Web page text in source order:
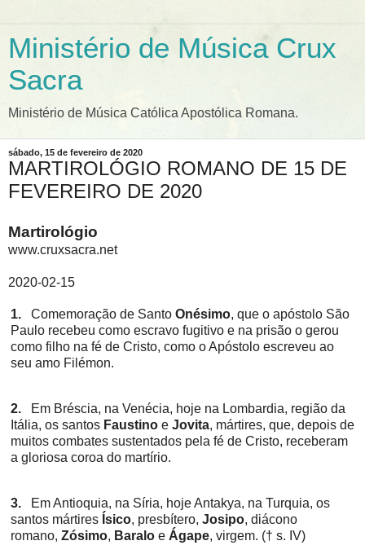
Ministério de Música Crux
Sacra
Ministério de Música Católica Apostólica Romana.
sábado, 15 de fevereiro de 2020
MARTIROLÓGIO ROMANO DE 15 DE
FEVEREIRO DE 2020
Martirológio
www.cruxsacra.net
2020-02-15
1. Comemoração de Santo Onésimo, que o apóstolo São
Paulo recebeu como escravo fugitivo e na prisão o gerou
como filho na fé de Cristo, como o Apóstolo escreveu ao
seu amo Filémon.
2.
Em Bréscia, na Venécia, hoje na Lombardia, região da
Itália, os santos Faustino e Jovita, mártires, que, depois de
muitos combates sustentados pela fé de Cristo, receberam
a gloriosa coroa do martírio.
3.
Em Antioquia, na Síria, hoje Antakya, na Turquia, os
santos mártires Ísico, presbítero, Josipo, diácono
romano, Zósimo, Baralo e Ágape, virgem. († s. IV)